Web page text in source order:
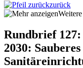
zurück
Rundbrief
2030: